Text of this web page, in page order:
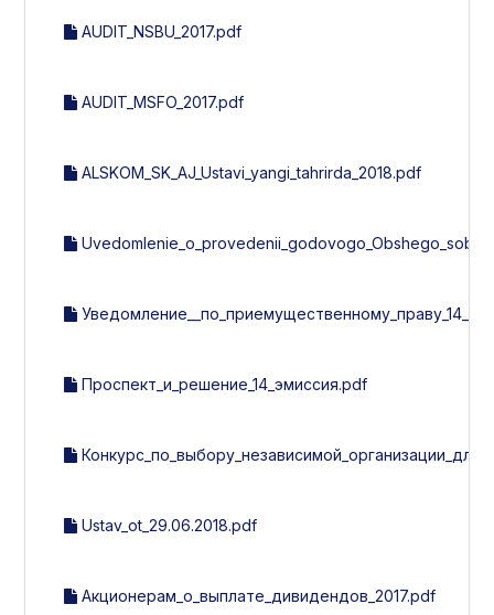
AUDIT_NSBU_2017.pdf
AUDIT_MSFO_2017.pdf
ALSKOM_SK_AJ_Ustavi_yangi_tahrirda_2018.pdf
Проспект_и_решение_14_эмиссия.pdf
Ustav_ot_29.06.2018.pdf
Акционерам_о_выплате_дивидендов_2017.pdf